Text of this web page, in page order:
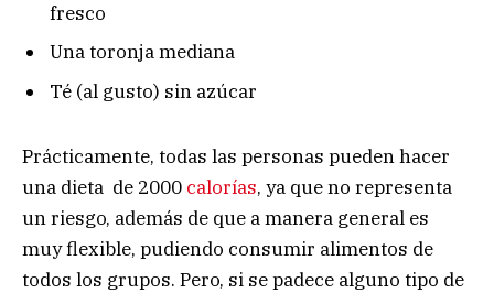
fresco
Una toronja mediana
Té (al gusto) sin azúcar
Prácticamente, todas las personas pueden hacer
una dieta de 2000 calorías, ya que no representa
un riesgo, además de que a manera general es
muy flexible, pudiendo consumir alimentos de
todos los grupos. Pero, si se padece alguno tipo de